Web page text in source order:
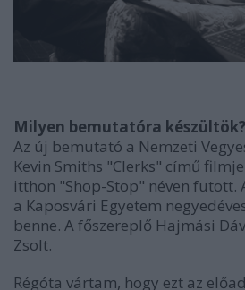
Milyen bemutatóra készültök?
Az új bemutató a Nemzeti
Kevin Smiths "Clerks" című
itthon "Shop-Stop" néven futott.
a Kaposvári Egyetem
benne. A főszereplő Hajmási
Zsolt.
Régóta vártam, hogy ezt az